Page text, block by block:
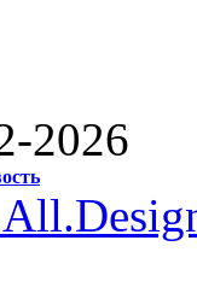
2026